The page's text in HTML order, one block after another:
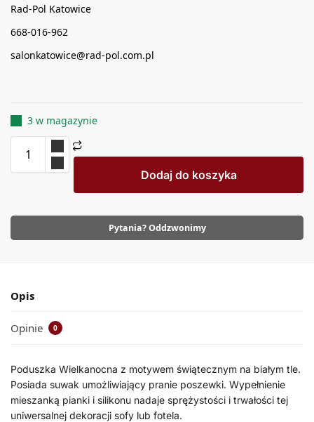
Rad-Pol Katowice
668-016-962
salonkatowice@rad-pol.com.pl
3 w magazynie
Dodaj do koszyka
Pytania? Oddzwonimy
Opis
Opinie 0
Poduszka Wielkanocna z motywem świątecznym na białym tle.
Posiada suwak umożliwiający pranie poszewki. Wypełnienie
mieszanką pianki i silikonu nadaje sprężystości i trwałości tej
uniwersalnej dekoracji sofy lub fotela.